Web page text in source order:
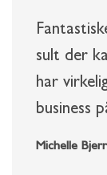
sult der
har
business
Michelle